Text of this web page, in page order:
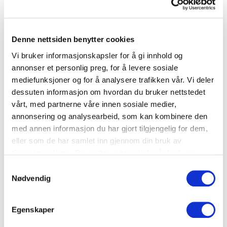
Denne nettsiden benytter cookies
Vi bruker informasjonskapsler for å gi innhold og
annonser et personlig preg, for å levere sosiale
mediefunksjoner og for å analysere trafikken vår. Vi deler
dessuten informasjon om hvordan du bruker nettstedet
vårt, med partnerne våre innen sosiale medier,
annonsering og analysearbeid, som kan kombinere den
med annen informasjon du har gjort tilgjengelig for dem,
eller som de har samlet inn gjennom din bruk av
Nødvendig
Egenskaper
Småretter
Panzanella – deilig brødsalat
Brød